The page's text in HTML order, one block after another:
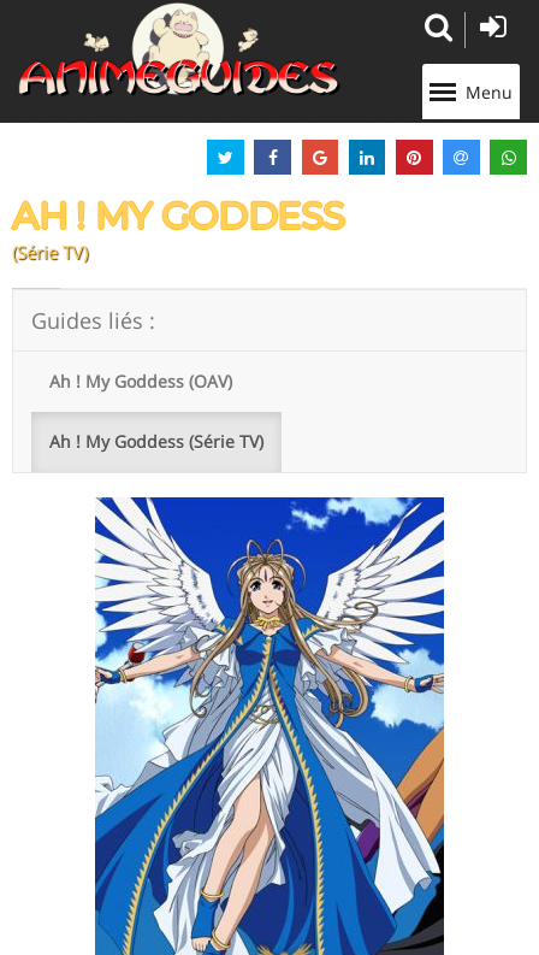
Menu
AH ! MY GODDESS
(Série TV)
Guides liés :
Ah ! My Goddess (OAV)
Ah ! My Goddess (Série TV)
Panneau de gestion des cookies